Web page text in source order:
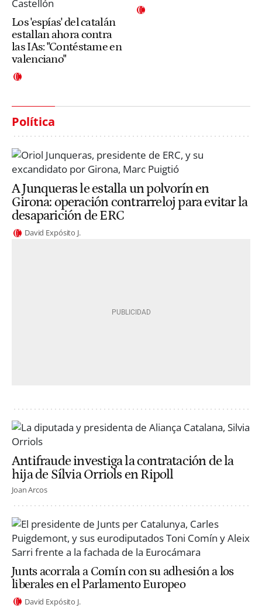
Los 'espías' del catalán
estallan ahora contra
las IAs: "Contéstame en
valenciano"
Política
A Junqueras le estalla un polvorín en
Girona: operación contrarreloj para evitar la
desaparición de ERC
David Expósito J.
Antifraude investiga la contratación de la
hija de Sílvia Orriols en Ripoll
Joan Arcos
Junts acorrala a Comín con su adhesión a los
liberales en el Parlamento Europeo
David Expósito J.